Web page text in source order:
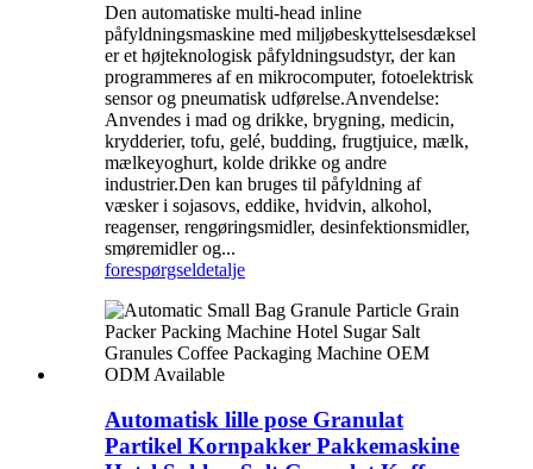
Den automatiske multi-head inline
påfyldningsmaskine med miljøbeskyttelsesdæksel
er et højteknologisk påfyldningsudstyr, der kan
programmeres af en mikrocomputer, fotoelektrisk
sensor og pneumatisk udførelse.Anvendelse:
Anvendes i mad og drikke, brygning, medicin,
krydderier, tofu, gelé, budding, frugtjuice, mælk,
mælkeyoghurt, kolde drikke og andre
industrier.Den kan bruges til påfyldning af
væsker i sojasovs, eddike, hvidvin, alkohol,
reagenser, rengøringsmidler, desinfektionsmidler,
smøremidler og...
forespørgseldetalje
Automatisk lille pose Granulat
Partikel Kornpakker Pakkemaskine